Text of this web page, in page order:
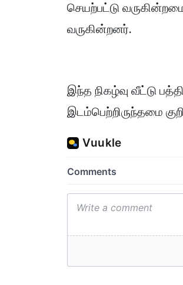
செயற்பட்டு
வருகின்றனர்.
இந்த நிகழ்வு வீட்டு
இடம்பெற்றிருந்தமை